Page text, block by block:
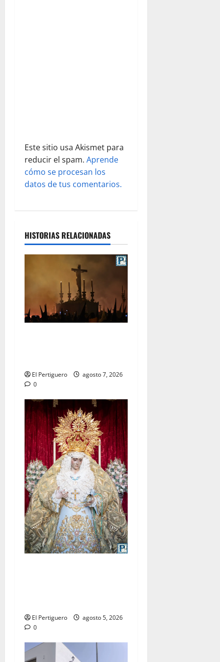
a
s
Este sitio usa Akismet para
reducir el spam. Aprende
cómo se procesan los
datos de tus comentarios.
HISTORIAS RELACIONADAS
El Pertiguero
agosto 7, 2026
0
El Pertiguero
agosto 5, 2026
0